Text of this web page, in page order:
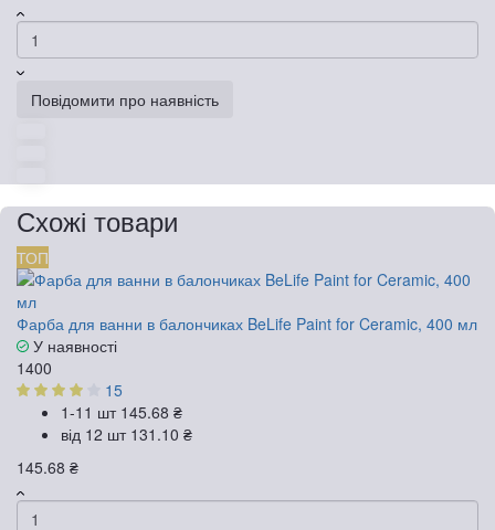
Повідомити про наявність
Схожі товари
ТОП
Фарба для ванни в балончиках BeLife Paint for Ceramic, 400 мл
У наявності
1400
15
1-11 шт 145.68 ₴
від 12 шт 131.10 ₴
145.68 ₴